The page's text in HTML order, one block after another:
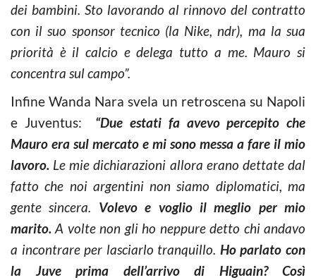
dei bambini. Sto lavorando al rinnovo del contratto
con il suo sponsor tecnico (la Nike, ndr), ma la sua
priorità è il calcio e delega tutto a me. Mauro si
concentra sul campo”.
Infine Wanda Nara svela un retroscena su Napoli
e Juventus: “Due estati fa avevo percepito che
Mauro era sul mercato e mi sono messa a fare il mio
lavoro. Le mie dichiarazioni allora erano dettate dal
fatto che noi argentini non siamo diplomatici, ma
gente sincera. Volevo e voglio il meglio per mio
marito. A volte non gli ho neppure detto chi andavo
a incontrare per lasciarlo tranquillo. Ho parlato con
la Juve prima dell’arrivo di Higuain? Così